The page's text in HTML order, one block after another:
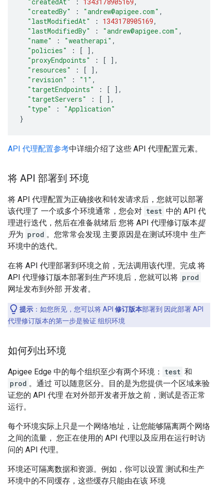
"createdBy"
: "andrew@apigee.com" ,
"lastModifiedAt"
: 1343178905169,
"lastModifiedBy"
: "andrew@apigee.com" ,
"name"
: "weatherapi" ,
"policies"
: [
],
"proxyEndpoints"
: [
],
"resources"
: [
],
"revision"
: "1" ,
"targetEndpoints"
: [
],
"targetServers"
: [
],
"type"
:
"Application"
}
API 代理配置参考中详细介绍了这些 API 代理配置元素。
将 API 部署到 环境
将 API 代理配置为正确接收和转发请求后，您就可以部署
该代理了 一个或多个环境通常，您会对 test 中的 API 代
理进行迭代，然后在准备就绪后 您将 API 代理修订版本提
升为 prod 。您常常会发现 主要原因是在测试环境中 生产
环境中的迭代。
在将 API 代理部署到环境之前，无法调用该代理。完成 将
API 代理修订版本部署到生产环境后，您就可以将 prod
网址发布到外部 开发者。
提示 ：如您所见，您可以将 API 修订版本部署到 因此部署 API
代理修订版本的第一步是验证 组织环境
如何列出环境
Apigee Edge 中的每个组织至少有两个环境： test 和
prod 。通过 可以随意区分。目的是为您提供一个区域来验
证您的 API 代理 在对外部开发者开放之前，测试是否正常
运行。
每个环境实际上只是一个网络地址，让您能够隔离两个网络
之间的流量， 您正在使用的 API 代理以及应用在运行时访
问的 API 代理。
环境还可隔离数据和资源。例如，你可以设置 测试和生产
环境中的不同缓存，这些缓存只能由在该 环境